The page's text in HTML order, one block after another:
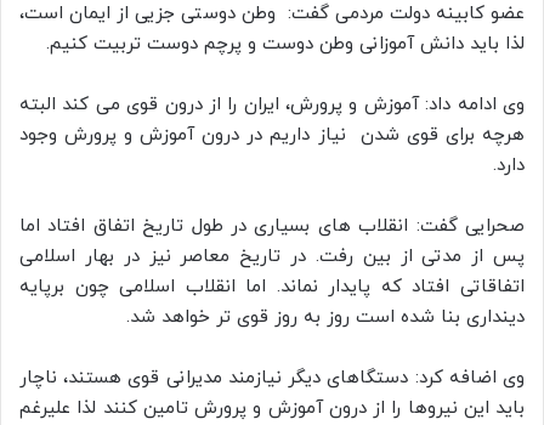
عضو کابینه دولت مردمی گفت: وطن دوستی جزیی از ایمان است،
لذا باید دانش آموزانی وطن دوست و پرچم دوست تربیت کنیم.
وی ادامه داد: آموزش و پرورش، ایران را از درون قوی می کند البته
هرچه برای قوی شدن نیاز داریم در درون آموزش و پرورش وجود
دارد.
صحرایی گفت: انقلاب های بسیاری در طول تاریخ اتفاق افتاد اما
پس از مدتی از بین رفت. در تاریخ معاصر نیز در بهار اسلامی
اتفاقاتی افتاد که پایدار نماند. اما انقلاب اسلامی چون برپایه
دینداری بنا شده است روز به روز قوی تر خواهد شد.
وی اضافه کرد: دستگاهای دیگر نیازمند مدیرانی قوی هستند، ناچار
باید این نیروها را از درون آموزش و پرورش تامین کنند لذا علیرغم